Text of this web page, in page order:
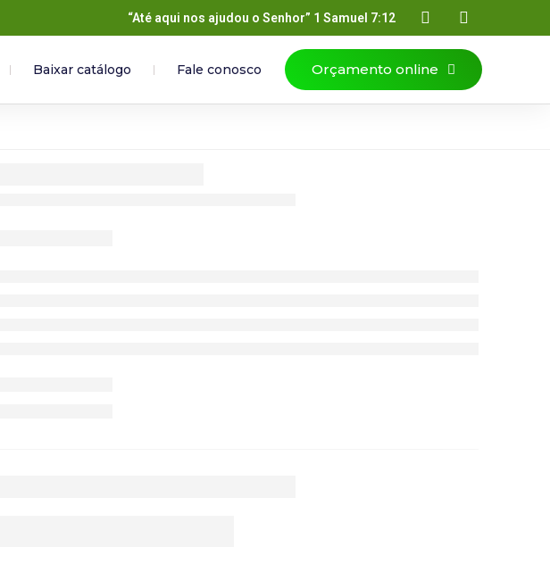
“Até aqui nos ajudou o Senhor” 1 Samuel 7:12
Baixar catálogo Fale conosco Orçamento online